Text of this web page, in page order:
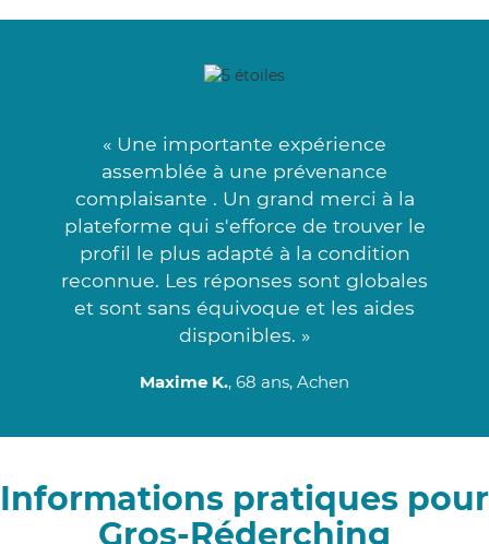
« Une importante expérience
assemblée à une prévenance
complaisante . Un grand merci à la
plateforme qui s'efforce de trouver le
profil le plus adapté à la condition
reconnue. Les réponses sont globales
et sont sans équivoque et les aides
disponibles. »
Maxime K., 68 ans, Achen
Informations pratiques pour
Gros-Réderching